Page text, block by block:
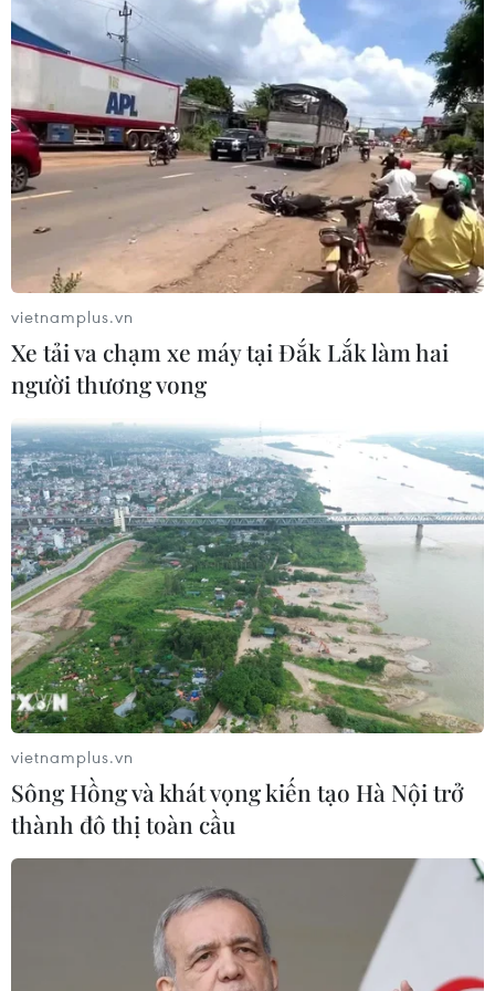
Hạn hán nghiêm trọng đe dọa "huyết
mạch" kinh tế châu Âu
07/08/2026 07:58
Xem thêm
CƠ QUAN CHỦ QUẢN: THÔNG TẤN XÃ VIỆT NAM
Tổng Biên tập: TRẦN TIẾN DUẨN
Phó Tổng Biên tập: NGUYỄN THỊ TÁM, KHÚC THANH
THỦY
Sở hữu trí tuệ
Quy định sử dụng
RSS
Hỗ trợ
Ngôn ngữ
TTXVN
Dịch vụ tin
Quảng cáo
Liên hệ
Giấy phép số: 1374/GP-BTTTT do Bộ Thông tin và Truyền thông
cấp ngày 11/9/2008.
Quảng cáo: Phó TBT Nguyễn Thị Tám: 093.5958688, Email:
tamvna@gmail.com
Điện thoại: (024) 39411349 - (024) 39411348, Fax: (024)
vietnamplus.vn
Xe tải va chạm xe máy tại Đắk Lắk làm hai
người thương vong
vietnamplus.vn
Sông Hồng và khát vọng kiến tạo Hà Nội trở
thành đô thị toàn cầu